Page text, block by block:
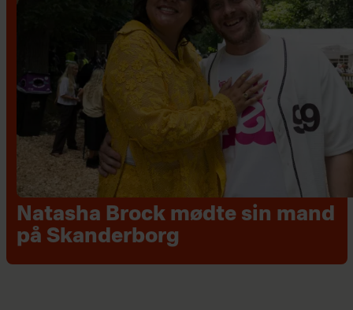
Natasha Brock mødte sin mand
på Skanderborg